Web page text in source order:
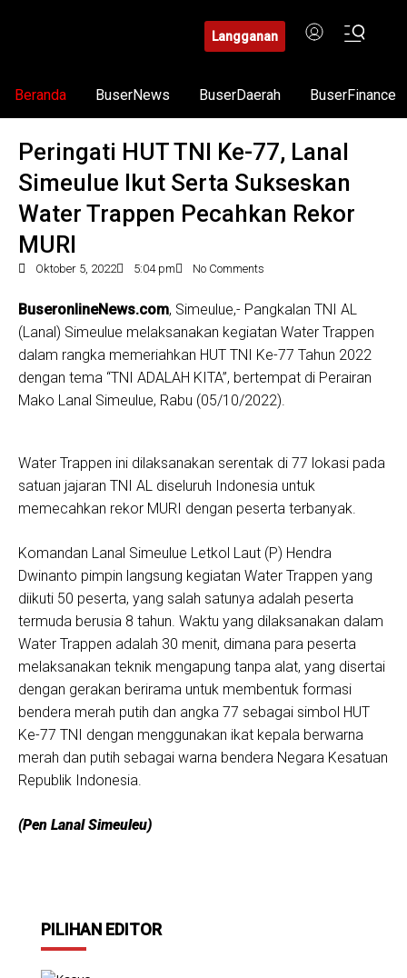
Langganan
Beranda BuserNews BuserDaerah BuserFinance
Peringati HUT TNI Ke-77, Lanal
Simeulue Ikut Serta Sukseskan
Water Trappen Pecahkan Rekor
MURI
Oktober 5, 2022 5:04 pm No Comments
BuseronlineNews.com, Simeulue,- Pangkalan TNI AL
(Lanal) Simeulue melaksanakan kegiatan Water Trappen
dalam rangka memeriahkan HUT TNI Ke-77 Tahun 2022
dengan tema “TNI ADALAH KITA”, bertempat di Perairan
Mako Lanal Simeulue, Rabu (05/10/2022).
Water Trappen ini dilaksanakan serentak di 77 lokasi pada
satuan jajaran TNI AL diseluruh Indonesia untuk
memecahkan rekor MURI dengan peserta terbanyak.
Komandan Lanal Simeulue Letkol Laut (P) Hendra
Dwinanto pimpin langsung kegiatan Water Trappen yang
diikuti 50 peserta, yang salah satunya adalah peserta
termuda berusia 8 tahun. Waktu yang dilaksanakan dalam
Water Trappen adalah 30 menit, dimana para peserta
melaksanakan teknik mengapung tanpa alat, yang disertai
dengan gerakan berirama untuk membentuk formasi
bendera merah putih dan angka 77 sebagai simbol HUT
Ke-77 TNI dengan menggunakan ikat kepala berwarna
merah dan putih sebagai warna bendera Negara Kesatuan
Republik Indonesia.
(Pen Lanal Simeuleu)
PILIHAN EDITOR